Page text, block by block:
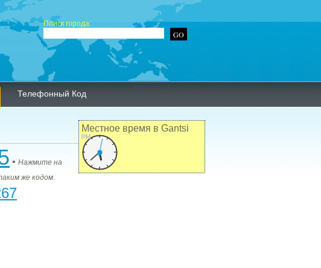
Поиск города:
Телефонный Код
Местное время в Gantsi
PM
• Нажмите на
же кодом.